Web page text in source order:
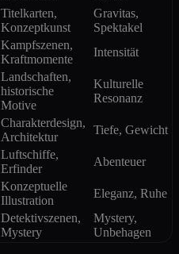
Titelkarten,
Konzeptkunst
Gravitas,
Spektakel
Kampfszenen,
Kraftmomente
Intensität
Landschaften,
historische
Motive
Kulturelle
Resonanz
Charakterdesign,
Architektur
Tiefe, Gewicht
Luftschiffe,
Erfinder
Abenteuer
Konzeptuelle
Illustration
Eleganz, Ruhe
Detektivszenen,
Mystery
Mystery,
Unbehagen